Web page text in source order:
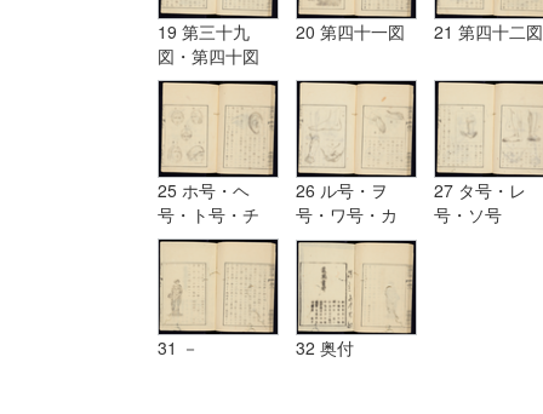
19 第三十九
図・第四十図
20 第四十一図 21 第四十二図
25 ホ号・ヘ
号・ト号・チ
号・リ号・ヌ号
26 ル号・ヲ
号・ワ号・カ
号・ヨ号
27 タ号・レ
号・ソ号
31 － 32 奥付